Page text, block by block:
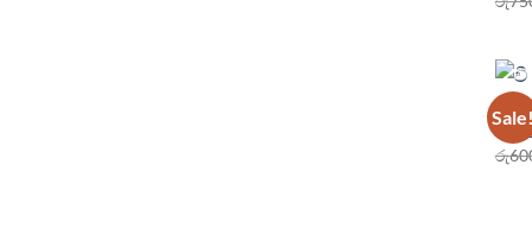
Sale!
වී
රු